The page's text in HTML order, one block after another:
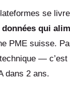
se
qui
PME suisse.
— c’est
dans 2 ans.